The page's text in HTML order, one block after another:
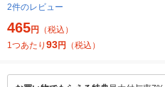
2件のレビュー
465円
（税込）
1つあたり 93円 （税込）